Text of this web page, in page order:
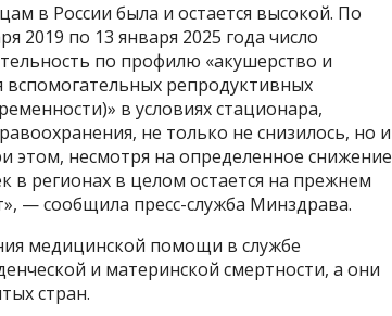
в России была и остается высокой. По
2019 по 13 января 2025 года число
по профилю «акушерство и
вспомогательных репродуктивных
в условиях стационара,
не только не снизилось, но и
этом, несмотря на определенное снижение
в регионах в целом остается на прежнем
— сообщила пресс-служба Минздрава.
медицинской помощи в службе
и материнской смертности, а они
стран.